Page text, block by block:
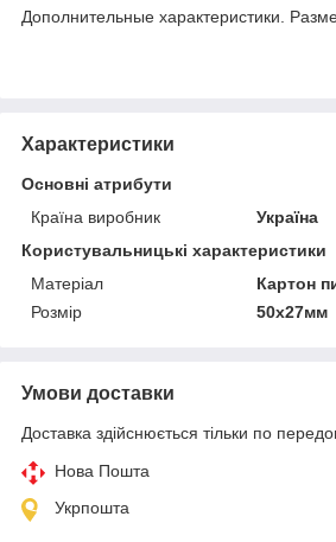
Дополнительные характеристики.
Характеристики
Основні атрибути
Країна виробник
Україна
Користувальницькі характеристики
Матеріал
Картон
Розмір
50х27мм
Умови доставки
Доставка здійснюється тільки по
Нова Пошта
Укрпошта